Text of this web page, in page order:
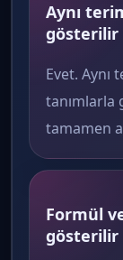
Aynı
gösterilir
Evet. Aynı
tanımlarla
tamamen
Formül
gösterilir